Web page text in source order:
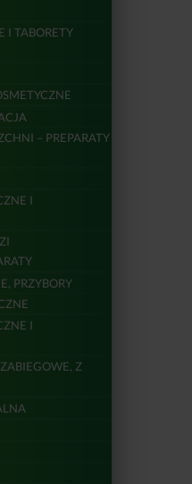
I TABORETY
– PREPARATY
I
PRZYBORY
I
Z